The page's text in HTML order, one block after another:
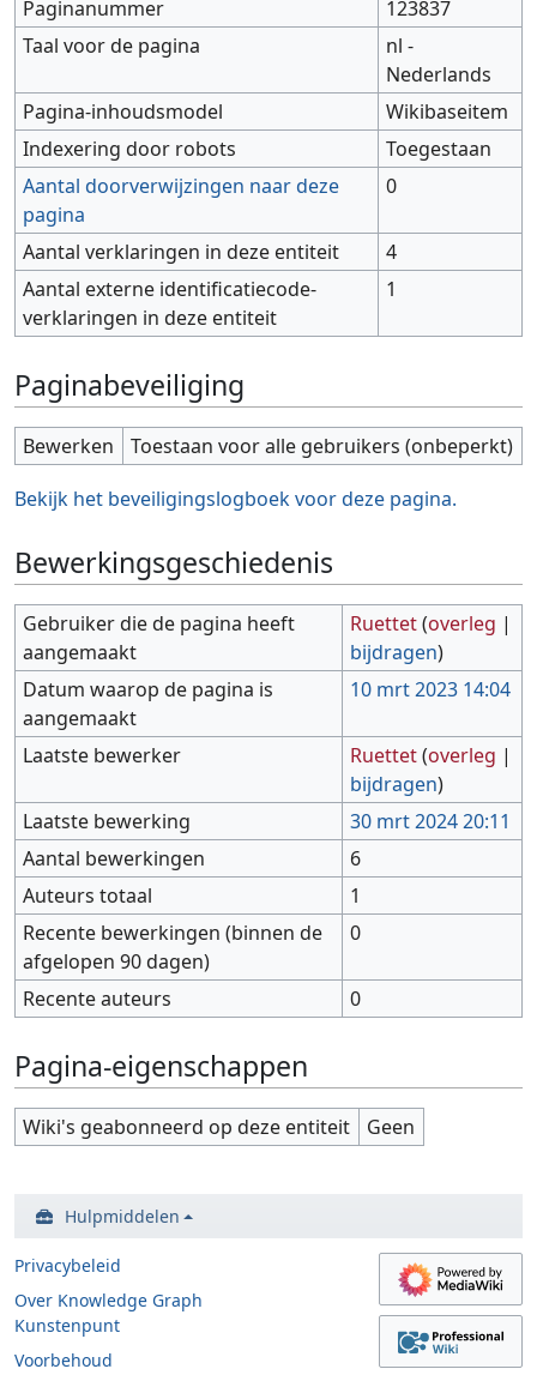
Paginanummer
123837
Taal voor de pagina
nl -
Nederlands
Pagina-inhoudsmodel
Wikibaseitem
Indexering door robots
Toegestaan
Aantal doorverwijzingen naar deze
pagina
0
Aantal verklaringen in deze entiteit
4
Aantal externe identificatiecode-
verklaringen in deze entiteit
1
Paginabeveiliging
Bewerken
Toestaan voor alle gebruikers (onbeperkt)
Bekijk het beveiligingslogboek voor deze pagina.
Bewerkingsgeschiedenis
Gebruiker die de pagina heeft
aangemaakt
Ruettet(overleg |
bijdragen)
Datum waarop de pagina is
aangemaakt
10 mrt 2023 14:04
Laatste bewerker Ruettet(overleg |
bijdragen)
Laatste bewerking
30 mrt 2024 20:11
Aantal bewerkingen
6
Auteurs totaal
1
Recente bewerkingen (binnen de
afgelopen 90 dagen)
0
Recente auteurs 0
Pagina-eigenschappen
Wiki's geabonneerd op deze entiteit Geen
Hulpmiddelen
Privacybeleid
Over Knowledge Graph
Kunstenpunt
Voorbehoud